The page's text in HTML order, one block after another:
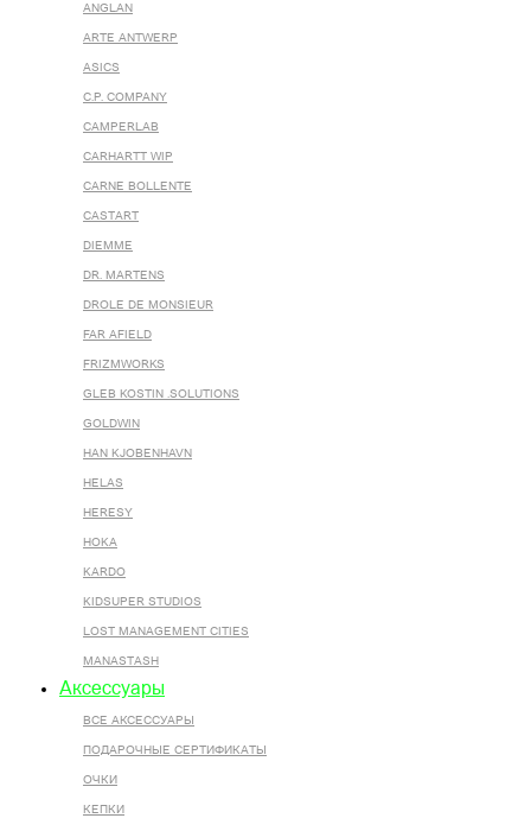
ANGLAN
ARTE ANTWERP
ASICS
C.P. COMPANY
CAMPERLAB
CARHARTT WIP
CARNE BOLLENTE
CASTART
DIEMME
DR. MARTENS
DROLE DE MONSIEUR
FAR AFIELD
FRIZMWORKS
GLEB KOSTIN .SOLUTIONS
GOLDWIN
HAN KJOBENHAVN
HELAS
HERESY
HOKA
KARDO
KIDSUPER STUDIOS
LOST MANAGEMENT CITIES
MANASTASH
Аксессуары
ВСЕ AКСЕССУАРЫ
ПОДАРОЧНЫЕ СЕРТИФИКАТЫ
ОЧКИ
КЕПКИ